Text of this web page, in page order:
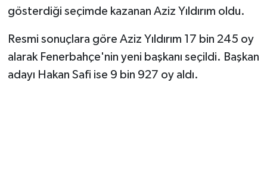
gösterdiği seçimde kazanan Aziz Yıldırım oldu.
Resmi sonuçlara göre Aziz Yıldırım 17 bin 245 oy
alarak Fenerbahçe'nin yeni başkanı seçildi. Başkan
adayı Hakan Safi ise 9 bin 927 oy aldı.
Vasıta
Yaşam